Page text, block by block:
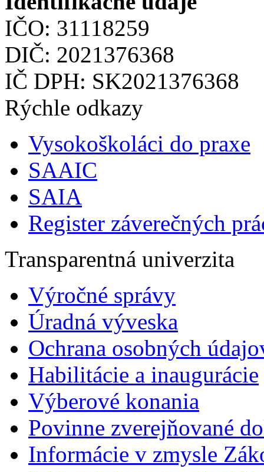
IČO: 31118259
DIČ: 2021376368
IČ DPH: SK2021376368
Rýchle odkazy
Vysokoškoláci do praxe
SAAIC
SAIA
Register záverečných
Transparentná univerzita
Výročné správy
Úradná výveska
Ochrana osobných
Habilitácie a inaugurácie
Výberové konania
Povinne zverejňované
Informácie v zmysle